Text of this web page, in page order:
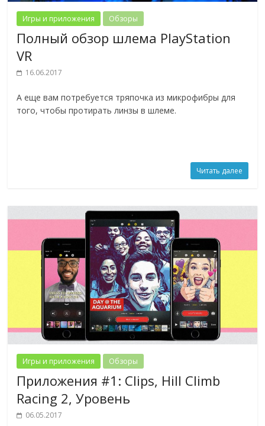
Игры и приложения Обзоры
Полный обзор шлема PlayStation
VR
16.06.2017
А еще вам потребуется тряпочка из микрофибры для
того, чтобы протирать линзы в шлеме.
Читать далее
Игры и приложения Обзоры
Приложения #1: Clips, Hill Climb
Racing 2, Уровень
06.05.2017